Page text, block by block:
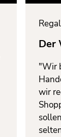
Der
"Wir
wir